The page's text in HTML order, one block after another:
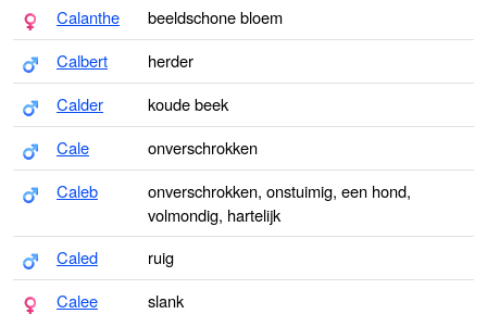
Calanthe
beeldschone bloem
Calbert
herder
Calder
koude beek
Cale
onverschrokken
Caleb
onverschrokken, onstuimig, een hond,
volmondig, hartelijk
Caled
ruig
Calee
slank